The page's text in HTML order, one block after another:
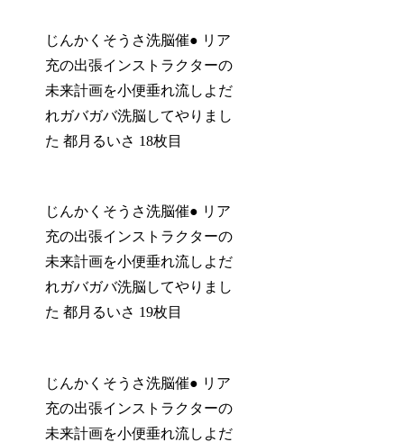
じんかくそうさ洗脳催● リア
充の出張インストラクターの
未来計画を小便垂れ流しよだ
れガバガバ洗脳してやりまし
た 都月るいさ 18枚目
じんかくそうさ洗脳催● リア
充の出張インストラクターの
未来計画を小便垂れ流しよだ
れガバガバ洗脳してやりまし
た 都月るいさ 19枚目
じんかくそうさ洗脳催● リア
充の出張インストラクターの
未来計画を小便垂れ流しよだ